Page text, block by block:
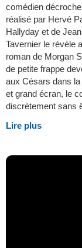
comédien
réalisé par Hervé
Hallyday et de
Tavernier le révèle
roman de Morgan
de petite frappe
aux Césars dans
et grand écran, le
discrètement sans
Lire plus